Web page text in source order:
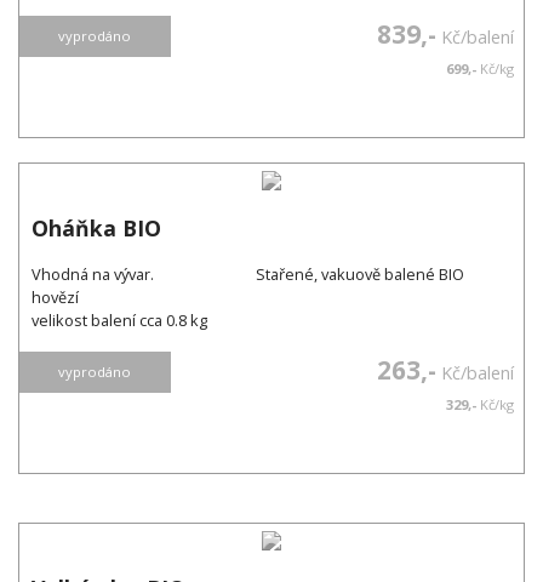
vyprodáno 839,- Kč/balení
699,- Kč/kg
Oháňka BIO
Vhodná na vývar. Stařené, vakuově balené BIO
hovězí
velikost balení cca 0.8 kg
vyprodáno 263,- Kč/balení
329,- Kč/kg